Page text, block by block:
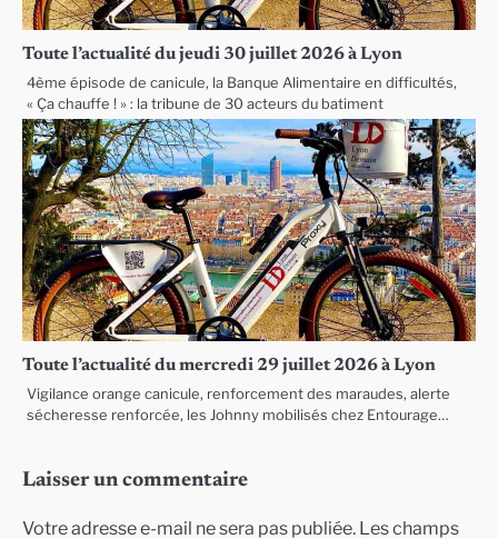
Toute l’actualité du jeudi 30 juillet 2026 à Lyon
4ème épisode de canicule, la Banque Alimentaire en difficultés,
« Ça chauffe ! » : la tribune de 30 acteurs du batiment
Toute l’actualité du mercredi 29 juillet 2026 à Lyon
Vigilance orange canicule, renforcement des maraudes, alerte
sécheresse renforcée, les Johnny mobilisés chez Entourage…
Laisser un commentaire
Votre adresse e-mail ne sera pas publiée. Les champs